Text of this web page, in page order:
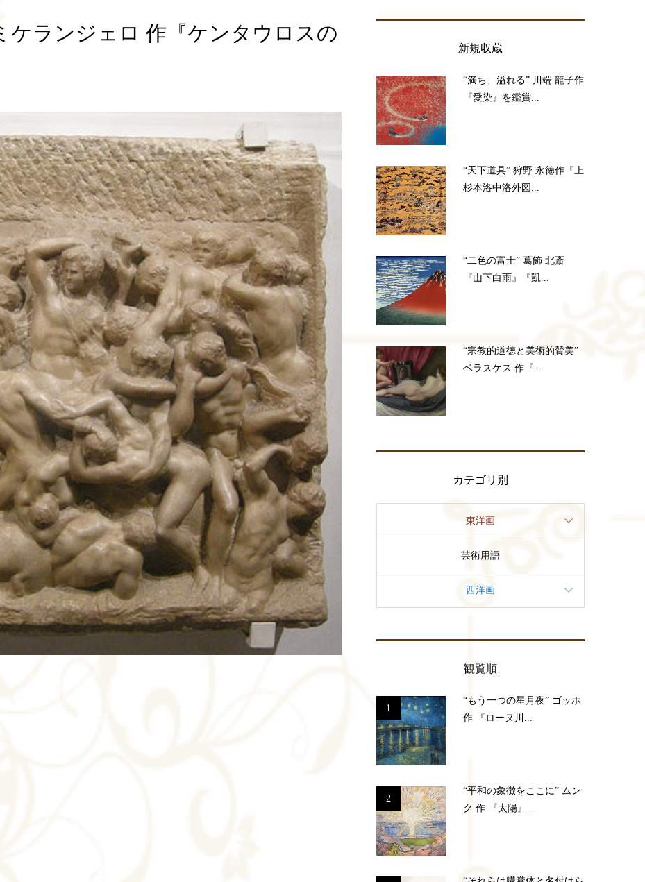
ケランジェロ 作『ケンタウロスの
新規収蔵
“満ち、溢れる” 川端 龍子作
『愛染』を鑑賞...
“天下道具” 狩野 永徳作『上
杉本洛中洛外図...
“二色の富士” 葛飾 北斎
『山下白雨』『凱...
“宗教的道徳と美術的賛美”
ベラスケス 作『...
カテゴリ別
東洋画
芸術用語
西洋画
観覧順
1
“もう一つの星月夜” ゴッホ
作 『ローヌ川...
2
“平和の象徴をここに” ムン
ク 作 『太陽』...